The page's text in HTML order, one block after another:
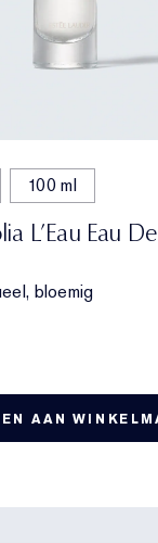
100 ml
L’Eau Eau
bloemig
AAN